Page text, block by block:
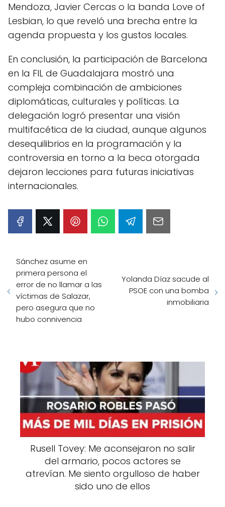
Mendoza, Javier Cercas o la banda Love of
Lesbian, lo que reveló una brecha entre la
agenda propuesta y los gustos locales.
En conclusión, la participación de Barcelona
en la FIL de Guadalajara mostró una
compleja combinación de ambiciones
diplomáticas, culturales y políticas. La
delegación logró presentar una visión
multifacética de la ciudad, aunque algunos
desequilibrios en la programación y la
controversia en torno a la beca otorgada
dejaron lecciones para futuras iniciativas
internacionales.
Sánchez asume en
primera persona el
error de no llamar a las
víctimas de Salazar,
pero asegura que no
hubo connivencia
Yolanda Díaz sacude al
PSOE con una bomba
inmobiliaria
Rusell Tovey: Me aconsejaron no salir
del armario, pocos actores se
atrevían. Me siento orgulloso de haber
sido uno de ellos